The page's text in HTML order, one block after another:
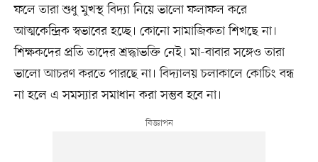
ফলে তারা শুধু মুখস্থ বিদ্যা নিয়ে ভালো ফলাফল করে
আত্মকেন্দ্রিক স্বভাবের হচ্ছে। কোনো সামাজিকতা শিখছে না।
শিক্ষকদের প্রতি তাদের শ্রদ্ধাভক্তি নেই। মা-বাবার সঙ্গেও তারা
ভালো আচরণ করতে পারছে না। বিদ্যালয় চলাকালে কোচিং বন্ধ
না হলে এ সমস্যার সমাধান করা সম্ভব হবে না।